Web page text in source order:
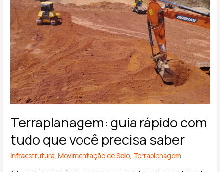
Terraplanagem: guia rápido com
tudo que você precisa saber
Infraestrutura ,Movimentação de Solo Terraplenagem
tudo
que
você
precisa
saber